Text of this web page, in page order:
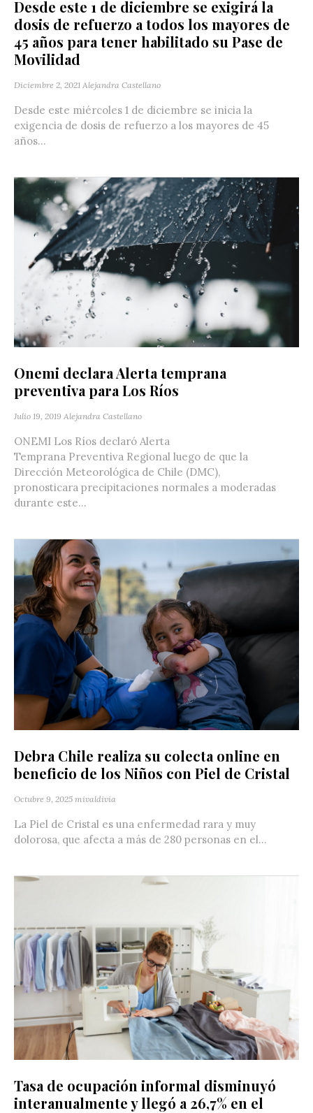
Desde este 1 de diciembre se exigirá la
dosis de refuerzo a todos los mayores de
45 años para tener habilitado su Pase de
Movilidad
Diciembre 2, 2021 Alejandra Castellano
Desde este miércoles 1 de diciembre se inicia la
exigencia de dosis de refuerzo a los mayores de 45
años...
Onemi declara Alerta temprana
preventiva para Los Ríos
Julio 19, 2019 Alejandra Castellano
ONEMI Los Ríos declaró Alerta
Temprana Preventiva Regional luego de que la
Dirección Meteorológica de Chile (DMC),
pronosticara precipitaciones normales a moderadas
durante este...
Debra Chile realiza su colecta online en
beneficio de los Niños con Piel de Cristal
Octubre 9, 2025 mivaldivia
La Piel de Cristal es una enfermedad rara y muy
dolorosa, que afecta a más de 280 personas en el...
Tasa de ocupación informal disminuyó
interanualmente y llegó a 26,7% en el